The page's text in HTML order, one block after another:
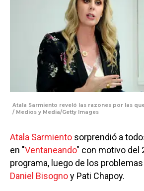
Atala Sarmiento reveló las razones por las
/ Medios y Media/Getty Images
Atala Sarmiento sorprendió a
en "Ventaneando" con motivo del
programa, luego de los
Daniel Bisognoy Pati Chapoy.